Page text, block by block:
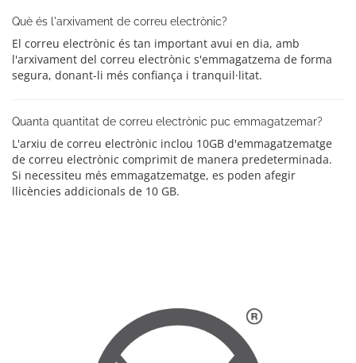
Què és l'arxivament de correu electrònic?
El correu electrònic és tan important avui en dia, amb
l'arxivament del correu electrònic s'emmagatzema de forma
segura, donant-li més confiança i tranquil·litat.
Quanta quantitat de correu electrònic puc emmagatzemar?
L'arxiu de correu electrònic inclou 10GB d'emmagatzematge
de correu electrònic comprimit de manera predeterminada.
Si necessiteu més emmagatzematge, es poden afegir
llicències addicionals de 10 GB.